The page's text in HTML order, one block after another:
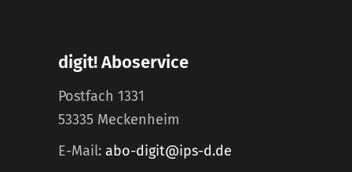
digit! Aboservice
Postfach 1331
53335 Meckenheim
E-Mail: abo-digit@ips-d.de